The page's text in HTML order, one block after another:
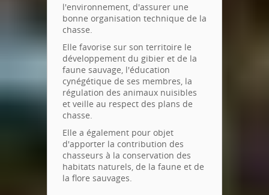
l'environnement, d'assurer une
bonne organisation technique de la
chasse.
Elle favorise sur son territoire le
développement du gibier et de la
faune sauvage, l'éducation
cynégétique de ses membres, la
régulation des animaux nuisibles
et veille au respect des plans de
chasse.
Elle a également pour objet
d'apporter la contribution des
chasseurs à la conservation des
habitats naturels, de la faune et de
la flore sauvages.